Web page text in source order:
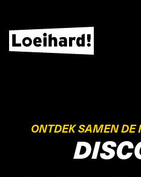
ONTDEK SAMEN DE